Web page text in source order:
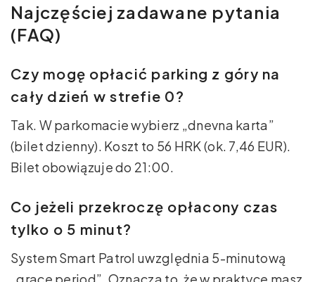
Najczęściej zadawane pytania
(FAQ)
Czy mogę opłacić parking z góry na
cały dzień w strefie 0?
Tak. W parkomacie wybierz „dnevna karta”
(bilet dzienny). Koszt to 56 HRK (ok. 7,46 EUR).
Bilet obowiązuje do 21:00.
Co jeżeli przekroczę opłacony czas
tylko o 5 minut?
System Smart Patrol uwzględnia 5-minutową
„grace period”. Oznacza to, że w praktyce masz